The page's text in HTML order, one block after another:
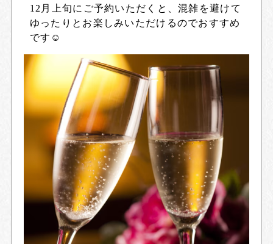
12月上旬にご予約いただくと、混雑を避けて
ゆったりとお楽しみいただけるのでおすすめ
です☺